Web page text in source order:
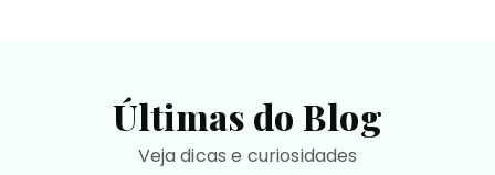
Últimas do Blog
Veja dicas e curiosidades